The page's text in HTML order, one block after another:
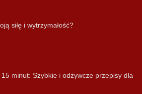
siłę i wytrzymałość?
15 minut: Szybkie i odżywcze przepisy dla